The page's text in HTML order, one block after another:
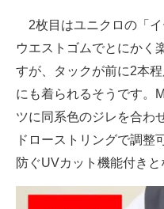
2枚目はユニクロの「イ
ウエストゴムでとにかく
すが、タックが前に2本
にも着られるそうです。
ツに同系色のジレを合わ
ドローストリングで調整
防ぐUVカット機能付きと